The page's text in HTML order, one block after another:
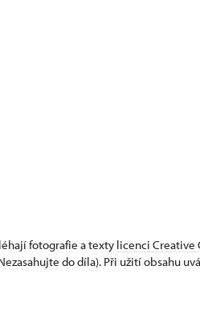
fotografie a texty licenci Creative
do díla). Při užití obsahu